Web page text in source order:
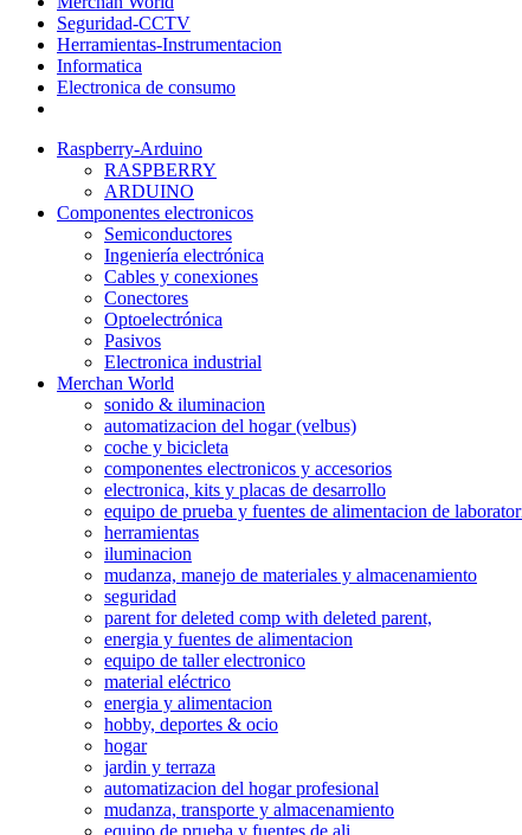
Seguridad-CCTV
Herramientas-Instrumentacion
Informatica
Electronica de consumo
Raspberry-Arduino
RASPBERRY
ARDUINO
Componentes electronicos
Semiconductores
Ingeniería electrónica
Cables y conexiones
Conectores
Optoelectrónica
Pasivos
Electronica industrial
Merchan World
sonido & iluminacion
automatizacion del hogar (velbus)
coche y bicicleta
componentes electronicos y accesorios
electronica, kits y placas de desarrollo
equipo de prueba y fuentes de alimentacion de
herramientas
iluminacion
mudanza, manejo de materiales y almacenamiento
seguridad
parent for deleted comp with deleted parent,
energia y fuentes de alimentacion
equipo de taller electronico
material eléctrico
energia y alimentacion
hobby, deportes & ocio
hogar
jardin y terraza
automatizacion del hogar profesional
mudanza, transporte y almacenamiento
equipo de prueba y fuentes de ali